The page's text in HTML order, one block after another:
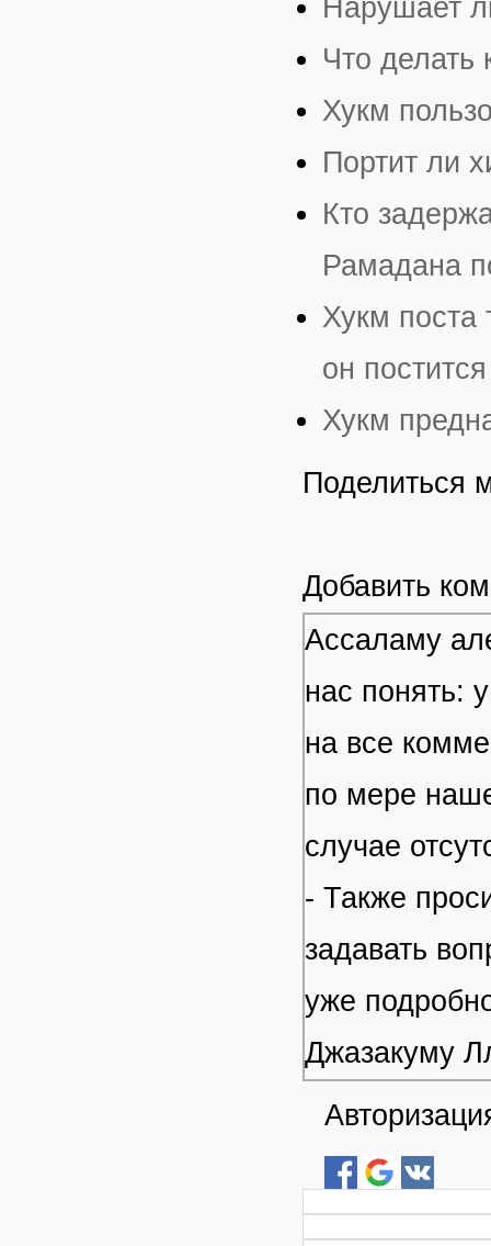
Нарушает
Что делать
Хукм
Портит ли
Кто
Рамадана
Хукм поста
он постится
Хукм
Поделиться
Добавить
Ассаламу
нас понять:
на все
по мере
случае
- Также
задавать
уже
Джазакуму